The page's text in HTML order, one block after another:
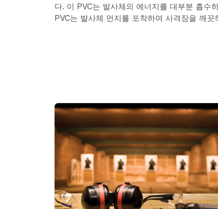
다. 이 PVC는 발사체의 에너지를 대부분 흡수
PVC는 발사체 먼지를 포착하여 사격장을 깨